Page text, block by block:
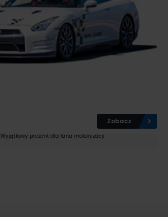
Zobacz
Wyjątkowy prezent dla fana motoryzacji